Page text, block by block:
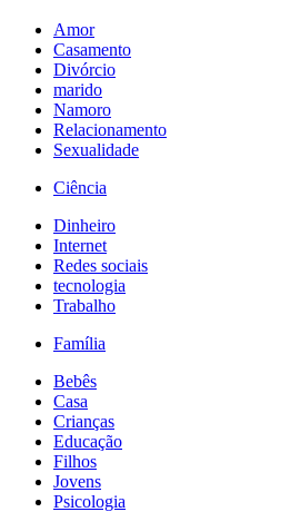
Amor
Casamento
Divórcio
marido
Namoro
Relacionamento
Sexualidade
Ciência
Dinheiro
Internet
Redes sociais
tecnologia
Trabalho
Família
Bebês
Casa
Crianças
Educação
Filhos
Jovens
Psicologia